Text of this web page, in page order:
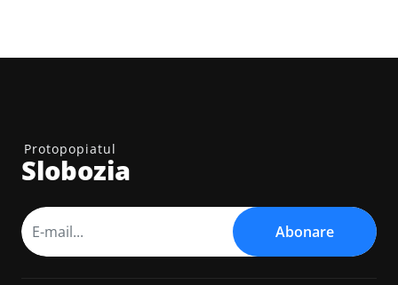
Protopopiatul
Slobozia
Abonare